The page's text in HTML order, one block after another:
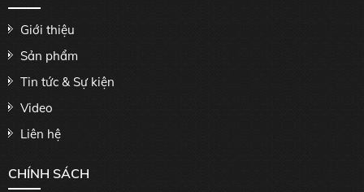
Giới thiệu
Sản phẩm
Tin tức & Sự kiện
Video
Liên hệ
CHÍNH SÁCH